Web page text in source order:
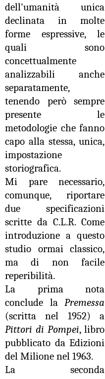
dell'umanità unica
declinata in molte
forme espressive, le
quali sono
concettualmente
analizzabili anche
separatamente,
tenendo però sempre
presente le
metodologie che fanno
capo alla stessa, unica,
impostazione
storiografica.
Mi pare necessario,
comunque, riportare
due specificazioni
scritte da C.L.R. Come
introduzione a questo
studio ormai classico,
ma di non facile
reperibilità.
La prima nota
conclude la Premessa
(scritta nel 1952) a
Pittori di Pompei, libro
pubblicato da Edizioni
del Milione nel 1963.
La seconda